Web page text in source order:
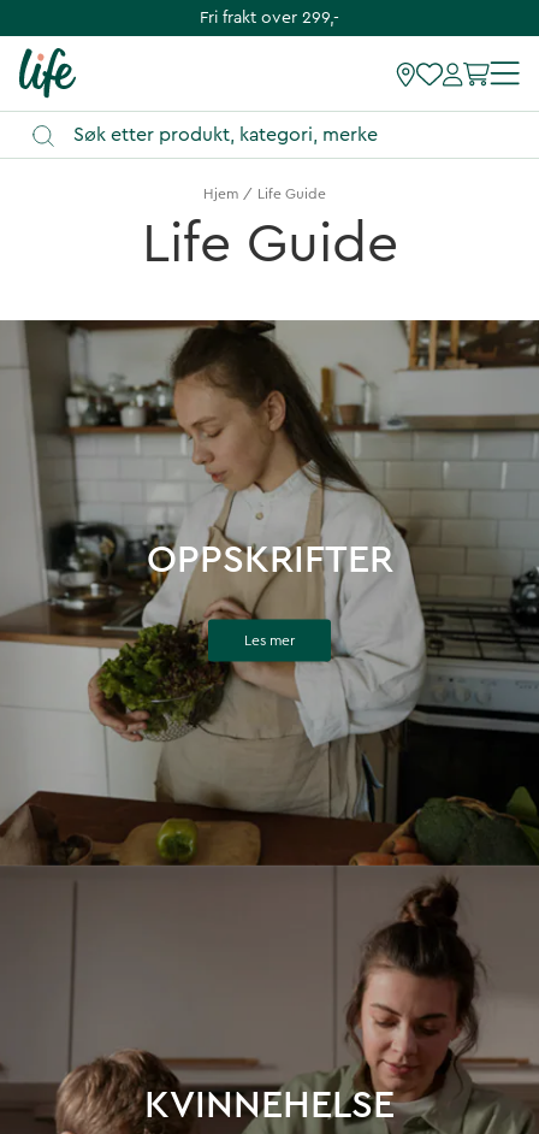
Fri frakt over 299,-
Hjem Life Guide
Life Guide
OPPSKRIFTER
Les mer
KVINNEHELSE